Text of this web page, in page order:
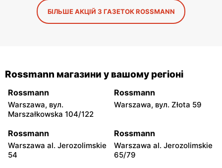
БІЛЬШЕ АКЦІЙ З ГАЗЕТОК ROSSMANN
Rossmann магазини у вашому регіоні
Rossmann
Warszawa, вул.
Marszałkowska 104/122
Rossmann
Warszawa, вул. Złota 59
Rossmann
Warszawa al. Jerozolimskie
54
Rossmann
Warszawa al. Jerozolimskie
65/79